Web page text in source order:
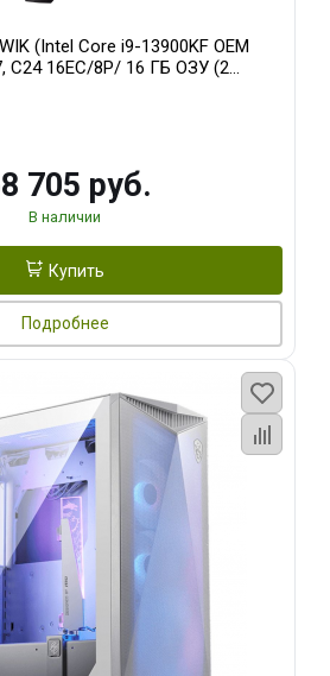
(Intel Core i9-13900KF OEM
C24 16EC/8P/ 16 ГБ ОЗУ (2
24GB GDDR6X 384-Bit 3xDP
705 руб.
В наличии
Купить
Подробнее